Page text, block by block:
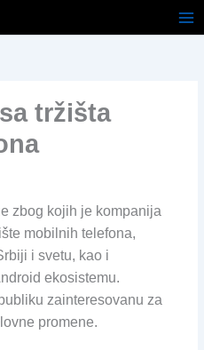
tržišta
zbog kojih je kompanija
mobilnih telefona,
i svetu, kao i
ekosistemu.
zainteresovanu za
promene.